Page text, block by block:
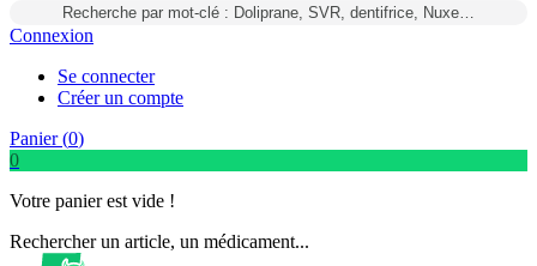
Recherche par mot-clé : Doliprane, SVR, dentifrice, Nuxe…
Connexion
Se connecter
Créer un compte
Panier (0)
0
Votre panier est vide !
Rechercher un article, un médicament...